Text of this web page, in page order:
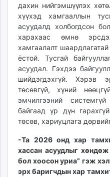
дахин нийгэмшүүлэх
хүүхэд хамгааллын
асуудалд холбогдсон
харахаас өмнө
хамгаалалт
ёстой. Тусгай
асуудал. Гэхдээ
шийдэгдэхгүй. Хэрэв
төсөвгүй, хүний
эмчилгээний
байгаад үр дүн
төсөв, хариуцлага
-Та 2026 онд хар
хассан асуудлыг
бол хоосон уриа” гэж
эрх баригчдын хар